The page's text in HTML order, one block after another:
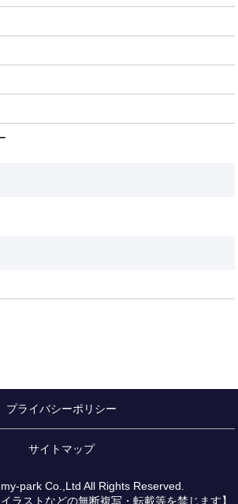
プライバシーポリシー
サイトマップ
park Co.,Ltd All Rights Reserved.
ラストなどの無断複写・転載等を禁じます】